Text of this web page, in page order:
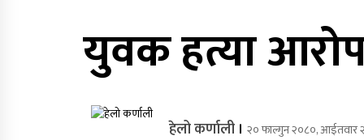
एकल आमाका सन्तानलाई
नागरिकता दिने गरी विधेयक
पारित
संसद्‌को बजेट अधिवेशन
युवक हत्या
हेलो कर्णाली । २० फाल्गुन २०८०, आईतवार